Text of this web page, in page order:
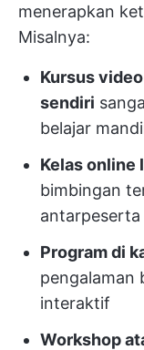
menerapkan
Misalnya:
Kursus
sendiri
belajar
Kelas online
bimbingan
antarpeserta
Program di
pengalaman
interaktif
Workshop